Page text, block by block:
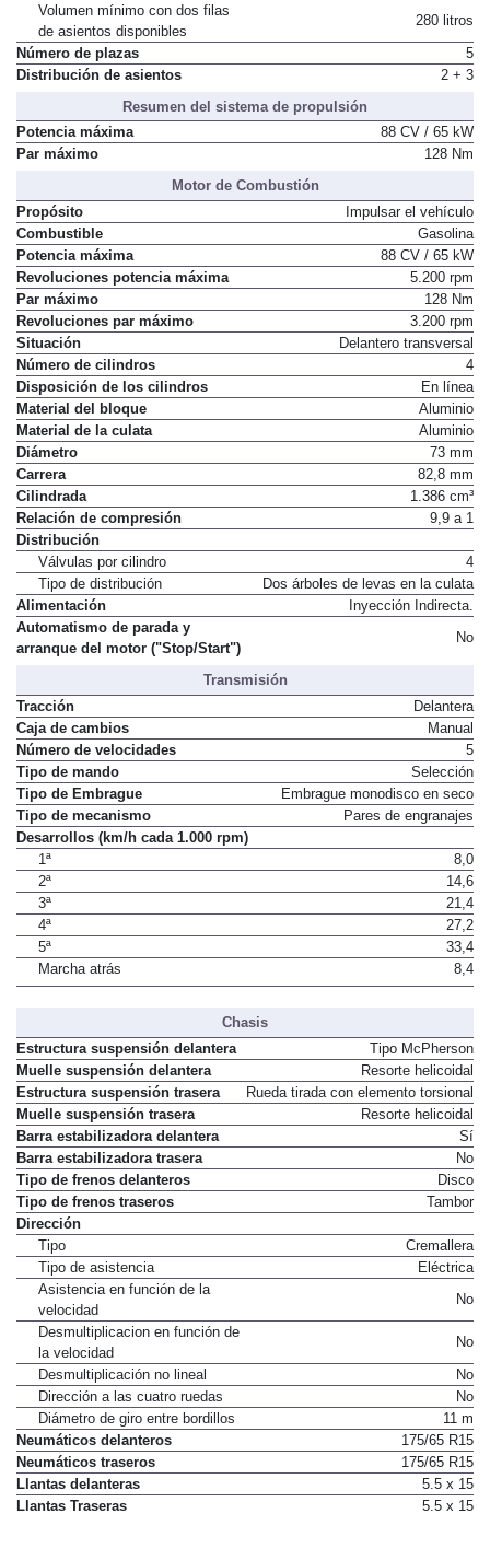
Volumen mínimo con dos filas
de asientos disponibles
280 litros
Número de plazas
5
Distribución de asientos
2 + 3
Resumen del sistema de propulsión
Potencia máxima
88 CV / 65 kW
Par máximo
128 Nm
Motor de Combustión
Propósito
Impulsar el vehículo
Combustible
Gasolina
Potencia máxima
88 CV / 65 kW
Revoluciones potencia máxima
5.200 rpm
Par máximo
128 Nm
Revoluciones par máximo
3.200 rpm
Situación
Delantero transversal
Número de cilindros
4
Disposición de los cilindros
En línea
Material del bloque
Aluminio
Material de la culata
Aluminio
Diámetro
73 mm
Carrera
82,8 mm
Cilindrada
1.386 cm³
Relación de compresión
9,9 a 1
Distribución
Válvulas por cilindro
4
Tipo de distribución
Dos árboles de levas en la culata
Alimentación
Inyección Indirecta.
Automatismo de parada y
arranque del motor ("Stop/Start")
No
Transmisión
Tracción
Delantera
Caja de cambios
Manual
Número de velocidades
5
Tipo de mando
Selección
Tipo de Embrague
Embrague monodisco en seco
Tipo de mecanismo
Pares de engranajes
Desarrollos (km/h cada 1.000 rpm)
1ª
8,0
2ª
14,6
3ª
21,4
4ª
27,2
5ª
33,4
Marcha atrás
8,4
Chasis
Estructura suspensión delantera
Tipo McPherson
Muelle suspensión delantera
Resorte helicoidal
Estructura suspensión trasera
Rueda tirada con elemento torsional
Muelle suspensión trasera
Resorte helicoidal
Barra estabilizadora delantera
Sí
Barra estabilizadora trasera
No
Tipo de frenos delanteros
Disco
Tipo de frenos traseros
Tambor
Dirección
Tipo
Cremallera
Tipo de asistencia
Eléctrica
Asistencia en función de la
velocidad
No
Desmultiplicacion en función de
la velocidad
No
Desmultiplicación no lineal
No
Dirección a las cuatro ruedas
No
Diámetro de giro entre bordillos
11 m
Neumáticos delanteros
175/65 R15
Neumáticos traseros
175/65 R15
Llantas delanteras
5.5 x 15
Llantas Traseras
5.5 x 15